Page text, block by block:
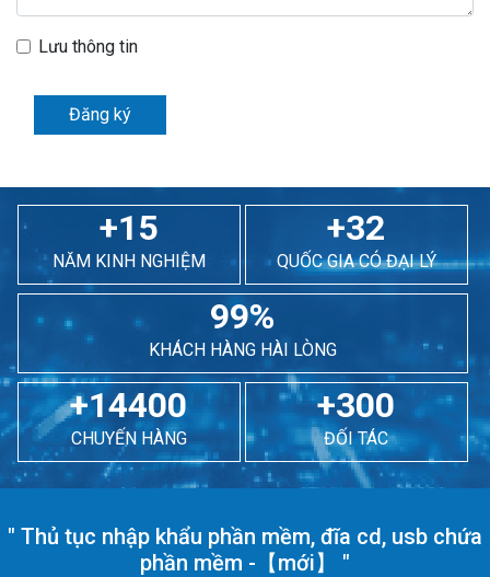
Lưu thông tin
Đăng ký
+15
NĂM KINH NGHIỆM
+32
QUỐC GIA CÓ ĐẠI LÝ
99%
KHÁCH HÀNG HÀI LÒNG
+14400
CHUYẾN HÀNG
+300
ĐỐI TÁC
" Thủ tục nhập khẩu phần mềm, đĩa cd, usb chứa
phần mềm -【mới】 "